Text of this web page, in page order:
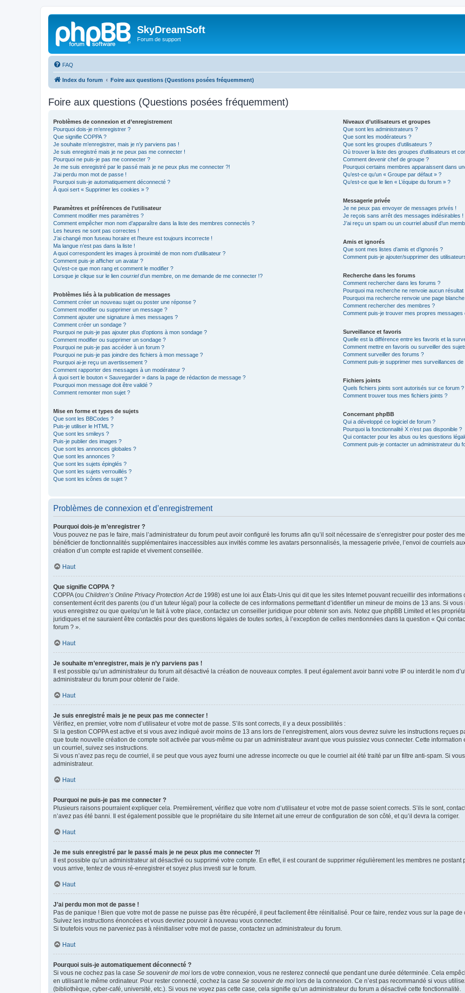
SkyDreamSoft
Forum de support
FAQ
Index du forum Foire aux questions (Questions posées fréquemment)
Foire aux questions (Questions posées fréquemment)
Problèmes de connexion et d’enregistrement
Pourquoi dois-je m’enregistrer ?
Que signifie COPPA ?
Je souhaite m’enregistrer, mais je n’y parviens pas !
Je suis enregistré mais je ne peux pas me connecter !
Pourquoi ne puis-je pas me connecter ?
Je me suis enregistré par le passé mais je ne peux plus me connecter ?!
J’ai perdu mon mot de passe !
Pourquoi suis-je automatiquement déconnecté ?
À quoi sert « Supprimer les cookies » ?
Paramètres et préférences de l’utilisateur
Comment modifier mes paramètres ?
Comment empêcher mon nom d’apparaître dans la liste des membres connectés ?
Les heures ne sont pas correctes !
J’ai changé mon fuseau horaire et l’heure est toujours incorrecte !
Ma langue n’est pas dans la liste !
A quoi correspondent les images à proximité de mon nom d’utilisateur ?
Comment puis-je afficher un avatar ?
Qu’est-ce que mon rang et comment le modifier ?
Lorsque je clique sur le lien courrield’un membre, on me demande de me connecter !?
Problèmes liés à la publication de messages
Comment créer un nouveau sujet ou poster une réponse ?
Comment modifier ou supprimer un message ?
Comment ajouter une signature à mes messages ?
Comment créer un sondage ?
Pourquoi ne puis-je pas ajouter plus d’options à mon sondage ?
Comment modifier ou supprimer un sondage ?
Pourquoi ne puis-je pas accéder à un forum ?
Pourquoi ne puis-je pas joindre des fichiers à mon message ?
Pourquoi ai-je reçu un avertissement ?
Comment rapporter des messages à un modérateur ?
À quoi sert le bouton « Sauvegarder » dans la page de rédaction de message ?
Pourquoi mon message doit être validé ?
Comment remonter mon sujet ?
Mise en forme et types de sujets
Que sont les BBCodes ?
Puis-je utiliser le HTML ?
Que sont les smileys ?
Puis-je publier des images ?
Que sont les annonces globales ?
Que sont les annonces ?
Que sont les sujets épinglés ?
Que sont les sujets verrouillés ?
Que sont les icônes de sujet ?
Niveaux d’utilisateurs et groupes
Que sont les administrateurs ?
Que sont les modérateurs ?
Que sont les groupes d’utilisateurs ?
Où trouver la liste des groupes d’utilisateurs et
Comment devenir chef de groupe ?
Pourquoi certains membres apparaissent dans
Qu’est-ce qu’un « Groupe par défaut » ?
Qu’est-ce que le lien « L’équipe du forum » ?
Messagerie privée
Je ne peux pas envoyer de messages privés !
Je reçois sans arrêt des messages indésirables !
J’ai reçu un spam ou un courriel abusif d’un
Amis et ignorés
Que sont mes listes d’amis et d’ignorés ?
Comment puis-je ajouter/supprimer des
Recherche dans les forums
Comment rechercher dans les forums ?
Pourquoi ma recherche ne renvoie aucun résultat
Pourquoi ma recherche renvoie une page blanche
Comment rechercher des membres ?
Comment puis-je trouver mes propres messages
Surveillance et favoris
Quelle est la différence entre les favoris et la
Comment mettre en favoris ou surveiller des
Comment surveiller des forums ?
Comment puis-je supprimer mes surveillances de
Fichiers joints
Quels fichiers joints sont autorisés sur ce forum ?
Comment trouver tous mes fichiers joints ?
Concernant phpBB
Qui a développé ce logiciel de forum ?
Pourquoi la fonctionnalité X n’est pas disponible ?
Qui contacter pour les abus ou les questions
Comment puis-je contacter un administrateur du
Problèmes de connexion et d’enregistrement
Pourquoi dois-je m’enregistrer ?
Vous pouvez ne pas le faire, mais l’administrateur du forum peut avoir configuré les forums afin qu’il soit nécessaire de s’enregistrer pour poster des
bénéficier de fonctionnalités supplémentaires inaccessibles aux invités comme les avatars personnalisés, la messagerie privée, l’envoi de courriels
création d’un compte est rapide et vivement conseillée.
Haut
Que signifie COPPA ?
COPPA (ou Children’s Online Privacy Protection Actde 1998) est une loi aux États-Unis qui dit que les sites Internet pouvant recueillir des
consentement écrit des parents (ou d’un tuteur légal) pour la collecte de ces informations permettant d’identifier un mineur de moins de 13 ans. Si
vous enregistrez ou que quelqu’un le fait à votre place, contactez un conseiller juridique pour obtenir son avis. Notez que phpBB Limited et les
juridiques et ne sauraient être contactés pour des questions légales de toutes sortes, à l’exception de celles mentionnées dans la question « Qui
forum ? ».
Haut
Je souhaite m’enregistrer, mais je n’y parviens pas !
Il est possible qu’un administrateur du forum ait désactivé la création de nouveaux comptes. Il peut également avoir banni votre IP ou interdit le nom
administrateur du forum pour obtenir de l’aide.
Haut
Je suis enregistré mais je ne peux pas me connecter !
Vérifiez, en premier, votre nom d’utilisateur et votre mot de passe. S’ils sont corrects, il y a deux possibilités :
Si la gestion COPPA est active et si vous avez indiqué avoir moins de 13 ans lors de l’enregistrement, alors vous devrez suivre les instructions reçues
que toute nouvelle création de compte soit activée par vous-même ou par un administrateur avant que vous puissiez vous connecter. Cette
un courriel, suivez ses instructions.
Si vous n’avez pas reçu de courriel, il se peut que vous ayez fourni une adresse incorrecte ou que le courriel ait été traité par un filtre anti-spam. Si
administrateur.
Haut
Pourquoi ne puis-je pas me connecter ?
Plusieurs raisons pourraient expliquer cela. Premièrement, vérifiez que votre nom d’utilisateur et votre mot de passe soient corrects. S’ils le sont,
n’avez pas été banni. Il est également possible que le propriétaire du site Internet ait une erreur de configuration de son côté, et qu’il devra la corriger.
Haut
Je me suis enregistré par le passé mais je ne peux plus me connecter ?!
Il est possible qu’un administrateur ait désactivé ou supprimé votre compte. En effet, il est courant de supprimer régulièrement les membres ne
vous arrive, tentez de vous ré-enregistrer et soyez plus investi sur le forum.
Haut
J’ai perdu mon mot de passe !
Pas de panique ! Bien que votre mot de passe ne puisse pas être récupéré, il peut facilement être réinitialisé. Pour ce faire, rendez vous sur la page
Suivez les instructions énoncées et vous devriez pouvoir à nouveau vous connecter.
Si toutefois vous ne parveniez pas à réinitialiser votre mot de passe, contactez un administrateur du forum.
Haut
Pourquoi suis-je automatiquement déconnecté ?
Si vous ne cochez pas la case Se souvenir de moi lors de votre connexion, vous ne resterez connecté que pendant une durée déterminée. Cela
en utilisant le même ordinateur. Pour rester connecté, cochez la case Se souvenir de moi lors de la connexion. Ce n’est pas recommandé si vous
(bibliothèque, cyber-café, université, etc.). Si vous ne voyez pas cette case, cela signifie qu’un administrateur du forum a désactivé cette fonctionnalité.